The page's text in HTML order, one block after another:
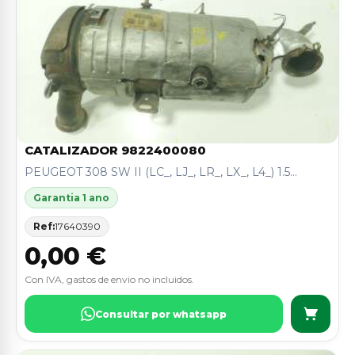
CATALIZADOR 9822400080
PEUGEOT 308 SW II (LC_, LJ_, LR_, LX_, L4_) 1.5...
Garantia 1 ano
Ref:17640390
0,00 €
Con IVA, gastos de envio no incluidos.
Consultar por whatsapp